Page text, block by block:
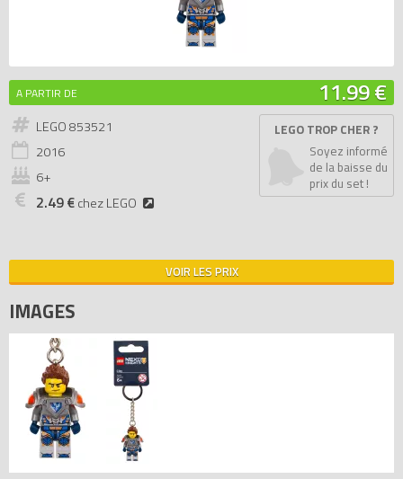
A PARTIR DE 11.99 €
LEGO 853521
2016
6+
2.49 €chez LEGO
LEGO TROP CHER ?
Soyez informé
de la baisse du
prix du set !
VOIR LES PRIX
IMAGES